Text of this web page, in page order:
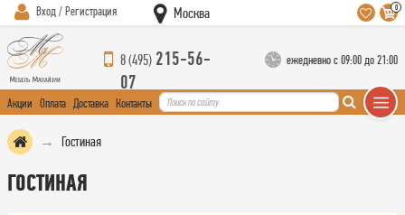
Вход / Регистрация Москва 0
8 (495) 215-56-
07
ежедневно с 09:00 до 21:00
Акции Оплата Доставка Контакты
Гостиная
ГОСТИНАЯ